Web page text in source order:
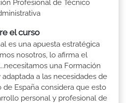
Profesional de Técnico
el curso
es una apuesta estratégica
nosotros, lo afirma el
una Formación
a las necesidades de
de España considera que esto
personal y profesional de